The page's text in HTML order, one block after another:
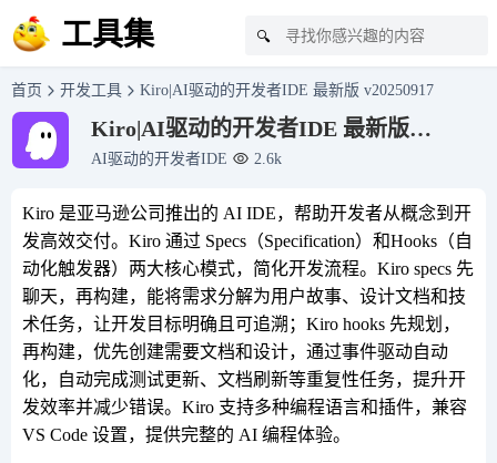
工具集 🔍
首页 开发工具 Kiro|AI驱动的开发者IDE 最新版 v20250917
Kiro|AI驱动的开发者IDE 最新版
v20250917
AI驱动的开发者IDE 2.6k
Kiro 是亚马逊公司推出的 AI IDE，帮助开发者从概念到开
发高效交付。Kiro 通过 Specs（Specification）和Hooks（自
动化触发器）两大核心模式，简化开发流程。Kiro specs 先
聊天，再构建，能将需求分解为用户故事、设计文档和技
术任务，让开发目标明确且可追溯；Kiro hooks 先规划，
再构建，优先创建需要文档和设计，通过事件驱动自动
化，自动完成测试更新、文档刷新等重复性任务，提升开
发效率并减少错误。Kiro 支持多种编程语言和插件，兼容
VS Code 设置，提供完整的 AI 编程体验。